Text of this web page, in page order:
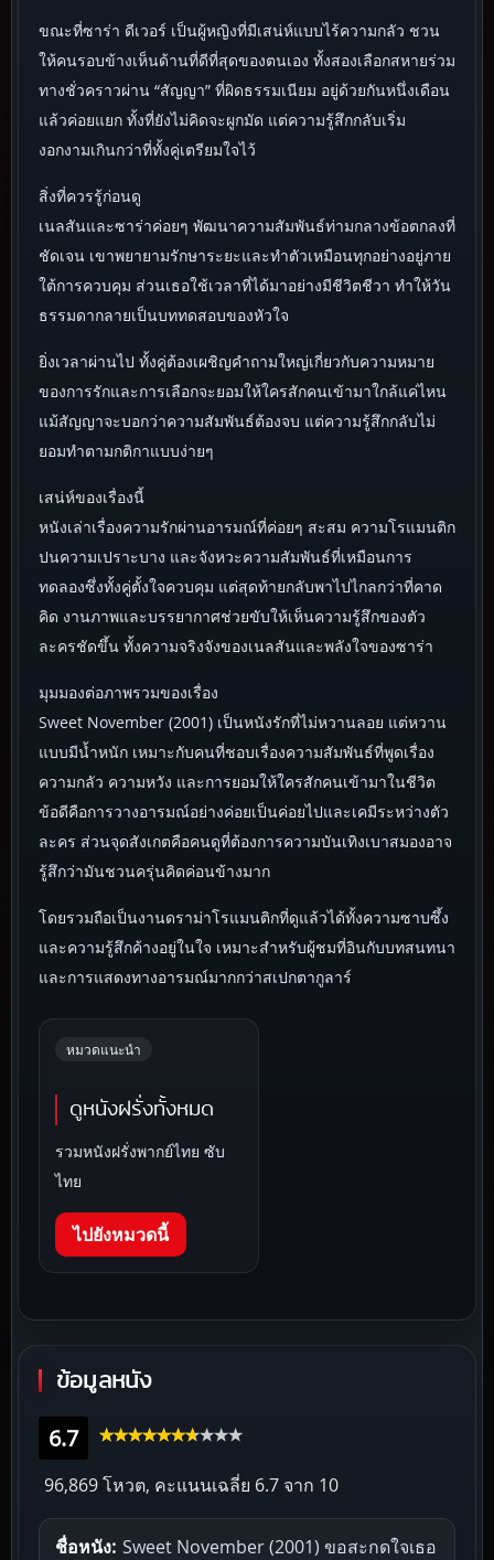
ขณะที่ซาร่า ดีเวอร์ เป็นผู้หญิงที่มีเสน่ห์แบบไร้ความกลัว ชวน
ให้คนรอบข้างเห็นด้านที่ดีที่สุดของตนเอง ทั้งสองเลือกสหายร่วม
ทางชั่วคราวผ่าน “สัญญา” ที่ผิดธรรมเนียม อยู่ด้วยกันหนึ่งเดือน
แล้วค่อยแยก ทั้งที่ยังไม่คิดจะผูกมัด แต่ความรู้สึกกลับเริ่ม
งอกงามเกินกว่าที่ทั้งคู่เตรียมใจไว้
สิ่งที่ควรรู้ก่อนดู
เนลสันและซาร่าค่อยๆ พัฒนาความสัมพันธ์ท่ามกลางข้อตกลงที่
ชัดเจน เขาพยายามรักษาระยะและทำตัวเหมือนทุกอย่างอยู่ภาย
ใต้การควบคุม ส่วนเธอใช้เวลาที่ได้มาอย่างมีชีวิตชีวา ทำให้วัน
ธรรมดากลายเป็นบททดสอบของหัวใจ
ยิ่งเวลาผ่านไป ทั้งคู่ต้องเผชิญคำถามใหญ่เกี่ยวกับความหมาย
ของการรักและการเลือกจะยอมให้ใครสักคนเข้ามาใกล้แค่ไหน
แม้สัญญาจะบอกว่าความสัมพันธ์ต้องจบ แต่ความรู้สึกกลับไม่
ยอมทำตามกติกาแบบง่ายๆ
เสน่ห์ของเรื่องนี้
หนังเล่าเรื่องความรักผ่านอารมณ์ที่ค่อยๆ สะสม ความโรแมนติก
ปนความเปราะบาง และจังหวะความสัมพันธ์ที่เหมือนการ
ทดลองซึ่งทั้งคู่ตั้งใจควบคุม แต่สุดท้ายกลับพาไปไกลกว่าที่คาด
คิด งานภาพและบรรยากาศช่วยขับให้เห็นความรู้สึกของตัว
ละครชัดขึ้น ทั้งความจริงจังของเนลสันและพลังใจของซาร่า
มุมมองต่อภาพรวมของเรื่อง
Sweet November (2001) เป็นหนังรักที่ไม่หวานลอย แต่หวาน
แบบมีน้ำหนัก เหมาะกับคนที่ชอบเรื่องความสัมพันธ์ที่พูดเรื่อง
ความกลัว ความหวัง และการยอมให้ใครสักคนเข้ามาในชีวิต
ข้อดีคือการวางอารมณ์อย่างค่อยเป็นค่อยไปและเคมีระหว่างตัว
ละคร ส่วนจุดสังเกตคือคนดูที่ต้องการความบันเทิงเบาสมองอาจ
รู้สึกว่ามันชวนครุ่นคิดค่อนข้างมาก
โดยรวมถือเป็นงานดราม่าโรแมนติกที่ดูแล้วได้ทั้งความซาบซึ้ง
และความรู้สึกค้างอยู่ในใจ เหมาะสำหรับผู้ชมที่อินกับบทสนทนา
และการแสดงทางอารมณ์มากกว่าสเปกตากูลาร์
หมวดแนะนำ
ดูหนังฝรั่งทั้งหมด
รวมหนังฝรั่งพากย์ไทย ซับ
ไทย
ไปยังหมวดนี้
ข้อมูลหนัง
6.7
96,869 โหวต, คะแนนเฉลี่ย 6.7 จาก 10
ชื่อหนัง: Sweet November (2001) ขอสะกดใจเธอ